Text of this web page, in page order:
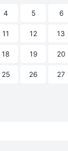
4 5 6
11 12 13
18 19 20
25 26 27